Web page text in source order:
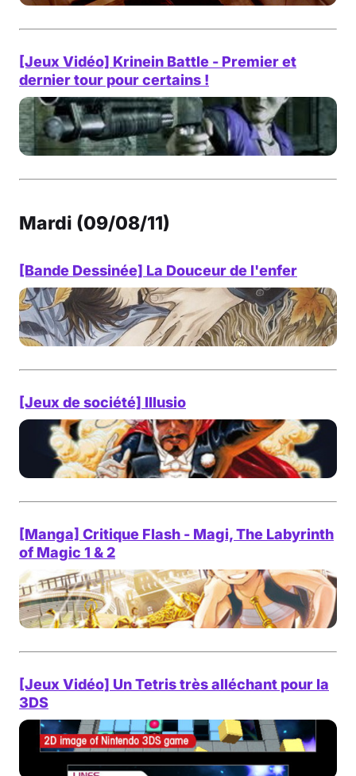
[Jeux Vidéo] Krinein Battle - Premier et
dernier tour pour certains !
Mardi (09/08/11)
[Bande Dessinée] La Douceur de l'enfer
[Jeux de société] Illusio
[Manga] Critique Flash - Magi, The Labyrinth
of Magic 1 & 2
[Jeux Vidéo] Un Tetris très alléchant pour la
3DS